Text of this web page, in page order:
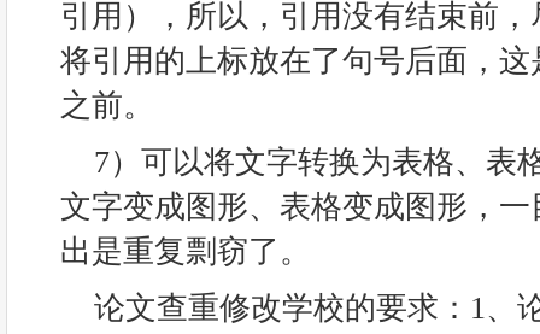
引用），所以，引用没有结束前
将引用的上标放在了句号后面，
之前。
7）可以将文字转换为表格、表
文字变成图形、表格变成图形，
出是重复剽窃了。
论文查重修改学校的要求：1、